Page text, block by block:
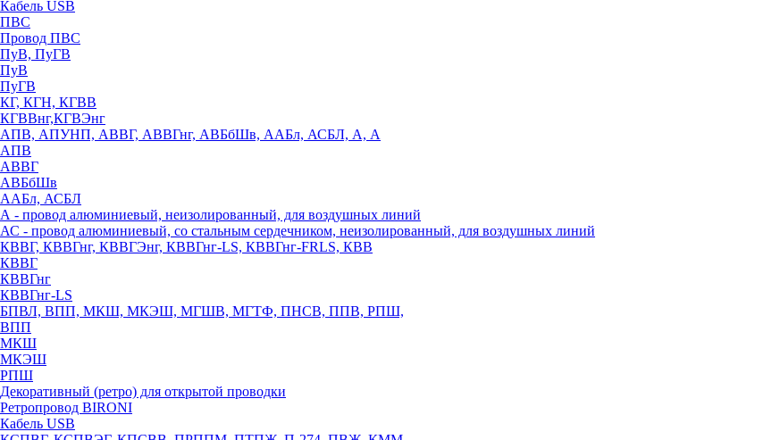
Кабель USB
ПВС
Провод ПВС
ПуВ, ПуГВ
ПуВ
ПуГВ
КГ, КГН, КГВВ
КГВВнг,КГВЭнг
АПВ, АПУНП, АВВГ, АВВГнг, АВБбШв, ААБл, АСБЛ, А, А
АПВ
АВВГ
АВБбШв
ААБл, АСБЛ
А - провод алюминиевый, неизолированный, для воздушных линий
АС - провод алюминиевый, со стальным сердечником, неизолированный, для воздушных линий
КВВГ, КВВГнг, КВВГЭнг, КВВГнг-LS, КВВГнг-FRLS, КВВ
КВВГ
КВВГнг
КВВГнг-LS
БПВЛ, ВПП, МКШ, МКЭШ, МГШВ, МГТФ, ПНСВ, ППВ, РПШ,
ВПП
МКШ
МКЭШ
РПШ
Декоративный (ретро) для открытой проводки
Ретропровод BIRONI
Кабель USB